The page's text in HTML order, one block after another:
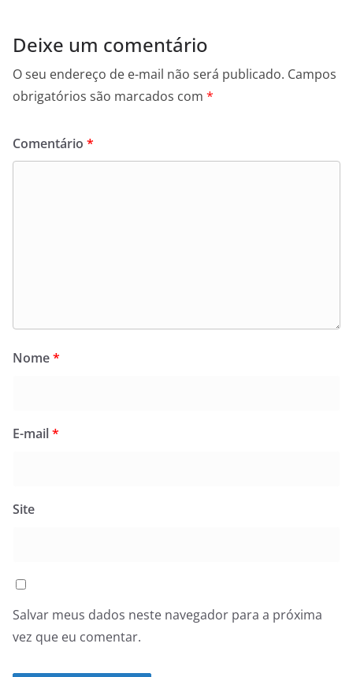
Deixe um comentário
O seu endereço de e-mail não será publicado. Campos
obrigatórios são marcados com *
Comentário *
Nome*
E-mail*
Site
Salvar meus dados neste navegador para a próxima
vez que eu comentar.